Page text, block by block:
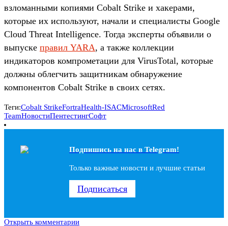
взломанными копиями Cobalt Strike и хакерами,
которые их используют, начали и специалисты Google
Cloud Threat Intelligence. Тогда эксперты объявили о
выпуске правил YARA, а также коллекции
индикаторов компрометации для VirusTotal, которые
должны облегчить защитникам обнаружение
компонентов Cobalt Strike в своих сетях.
Теги:Cobalt StrikeFortraHealth-ISACMicrosoftRed
TeamНовостиПентестингСофт
Подпишись на наc в Telegram!
Только важные новости и лучшие статьи
Подписаться
Открыть комментарии